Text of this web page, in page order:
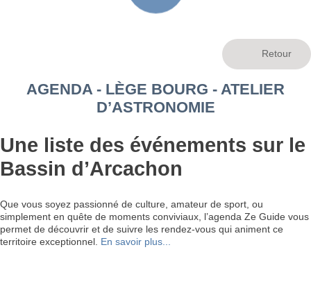
AGENDA - LÈGE BOURG - ATELIER
D’ASTRONOMIE
Une liste des événements sur le
Bassin d’Arcachon
Que vous soyez passionné de culture, amateur de sport, ou
simplement en quête de moments conviviaux, l’agenda Ze Guide vous
permet de découvrir et de suivre les rendez-vous qui animent ce
territoire exceptionnel. En savoir plus...